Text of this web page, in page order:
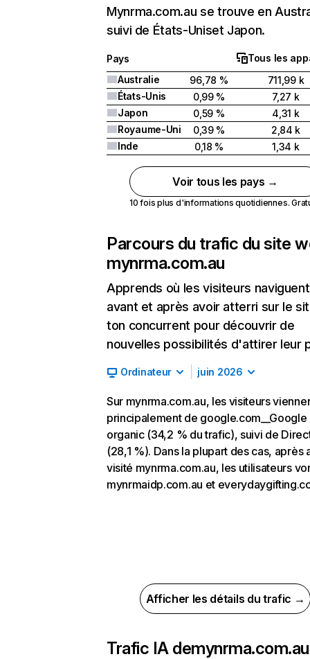
Mynrma.com.au se trouve en
suivi de États-Uniset Japon.
Pays
Tous les
Australie
96,78 %
711,99 k
États-Unis
0,99 %
7,27 k
Japon
0,59 %
4,31 k
Royaume-Uni
0,39 %
2,84 k
Inde
0,18 % 1,34 k
Voir tous les pays →
10 fois plus d'informations quotidiennes.
Parcours du trafic du site
mynrma.com.au
Apprends où les visiteurs naviguent
avant et après avoir atterri sur le
ton concurrent pour découvrir de
nouvelles possibilités d'attirer leur
Ordinateur juin 2026
Sur mynrma.com.au, les visiteurs
principalement de google.com__Google
organic (34,2 % du trafic), suivi de
(28,1 %). Dans la plupart des cas, après
visité mynrma.com.au, les utilisateurs
mynrmaidp.com.au et
Afficher les détails du trafic →
Trafic IA demynrma.com.au